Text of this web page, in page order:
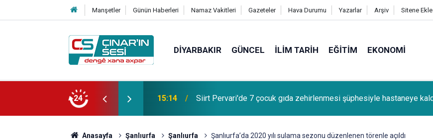
Manşetler Günün Haberleri Namaz Vakitleri Gazeteler Hava Durumu Yazarlar Arşiv Sitene Ekle
DIYARBAKIR GÜNCEL İLIM TARIH EĞITIM EKONOMI
24
şüphesiyle hastaneye kaldırıldı 14:27 Diyarbakır'da canlı müzik yapan işletmelere izin belgesi uyarısı
Anasayfa Şanlıurfa Şanlıurfa Şanlıurfa’da 2020 yılı sulama sezonu düzenlenen törenle açıldı